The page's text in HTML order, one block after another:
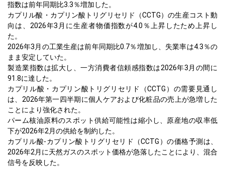
指数は前年同期比3.3％増加した。
カプリル酸・カプリン酸トリグリセリド（CCTG）の生産コスト動
向は、2026年3月に生産者物価指数が4.0％上昇したため上昇し
た。
2026年3月の工業生産は前年同期比0.7％増加し、失業率は4.3％の
まま安定していた。
製造業指数は拡大し、一方消費者信頼感指数は2026年3月の間に
91.8に達した。
カプリル酸・カプリン酸トリグリセリド（CCTG）の需要見通し
は、2026年第一四半期に個人ケアおよび化粧品の売上が急増した
ことにより強化された。
パーム核油原料のスポット供給可能性は縮小し、原産地の収率低
下が2026年2月の供給を制約した。
カプリル酸-カプリン酸トリグリセリド（CCTG）の価格予測は、
2026年2月に天然ガスのスポット価格が急落したことにより、混合
信号を反映した。